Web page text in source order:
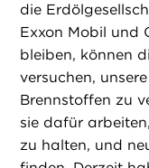
die
Exxon Mobil und
bleiben, können
versuchen,
Brennstoffen zu
sie dafür
zu halten, und